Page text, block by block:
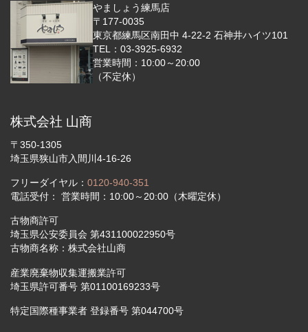
やましょう練馬店
〒177-0035
東京都練馬区南田中 4-22-2 石神井ハイツ101
TEL：03-3925-6932
営業時間：10:00～20:00
（不定休）
株式会社 山商
〒350-1305
埼玉県狭山市入間川4-16-26
フリーダイヤル： 0120-940-351
電話受付： 営業時間：10:00～20:00（木曜定休）
古物商許可
埼玉県公安委員会 第431100022950号
古物商名称：株式会社山商
産業廃棄物収集運搬業許可
埼玉県許可番号 第01100169233号
特定国際種事業者 登録番号 第044700号